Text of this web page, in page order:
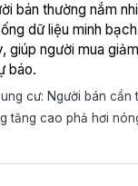
bán thường nắm
dữ liệu minh
giúp người mua
báo.
cư: Người bán cần
tăng cao phả hơi